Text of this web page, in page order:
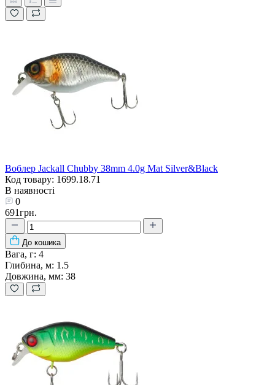
Воблер Jackall Chubby 38mm 4.0g Mat Silver&Black
Код товару: 1699.18.71
В наявності
0
691грн.
До кошика
Вага, г: 4
Глибина, м: 1.5
Довжина, мм: 38